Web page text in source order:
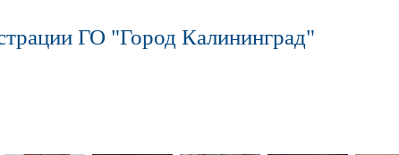
ГО "Город Калининград"